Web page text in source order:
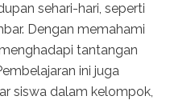
sehari-hari, seperti
Dengan memahami
tantangan
ini juga
siswa dalam kelompok,